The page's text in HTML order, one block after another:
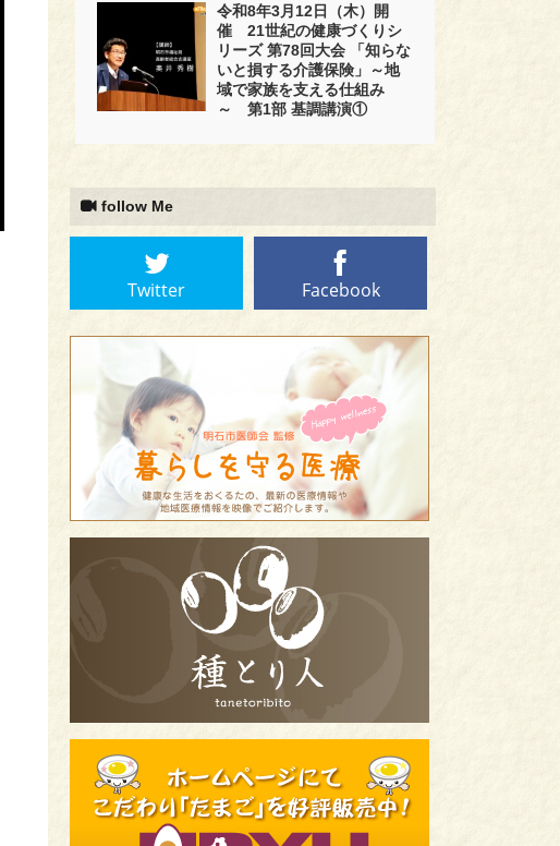
令和8年3月12日（木）開
催 21世紀の健康づくりシ
リーズ 第78回大会 「知らな
いと損する介護保険」～地
域で家族を支える仕組み
～ 第1部 基調講演①
follow Me
Twitter Facebook